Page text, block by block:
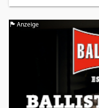
Anzeige
Cookie Laufzeit:
EXTERNE
Um Inhalte von